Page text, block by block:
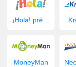
¡Hola! préstamo
MoneyMan